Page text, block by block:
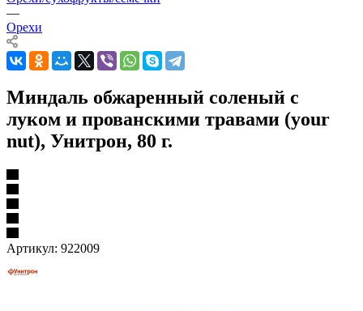
—
Орехи
Миндаль обжаренный соленый с
луком и прованскими травами (your
nut), Унитрон, 80 г.
Артикул: 922009